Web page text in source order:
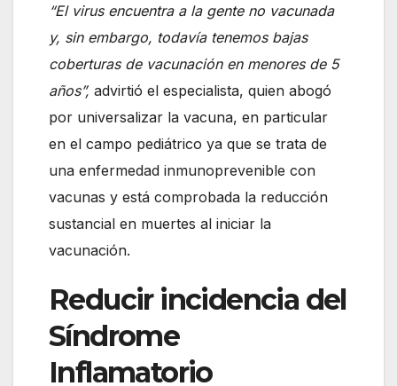
“El virus encuentra a la gente no vacunada
y, sin embargo, todavía tenemos bajas
coberturas de vacunación en menores de 5
años”, advirtió el especialista, quien abogó
por universalizar la vacuna, en particular
en el campo pediátrico ya que se trata de
una enfermedad inmunoprevenible con
vacunas y está comprobada la reducción
sustancial en muertes al iniciar la
vacunación.
Reducir incidencia del
Síndrome
Inflamatorio